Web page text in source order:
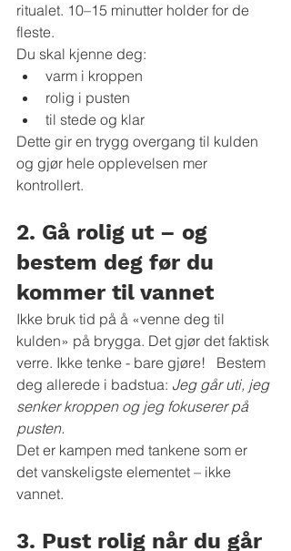
ritualet. 10–15 minutter holder for de
fleste.
Du skal kjenne deg:
varm i kroppen
rolig i pusten
til stede og klar
Dette gir en trygg overgang til kulden
og gjør hele opplevelsen mer
kontrollert.
2. Gå rolig ut – og
bestem deg før du
kommer til vannet
Ikke bruk tid på å «venne deg til
kulden» på brygga. Det gjør det faktisk
verre. Ikke tenke - bare gjøre!   Bestem
deg allerede i badstua: Jeg går uti, jeg
senker kroppen og jeg fokuserer på
pusten.
Det er kampen med tankene som er
det vanskeligste elementet – ikke
vannet.
3. Pust rolig når du går